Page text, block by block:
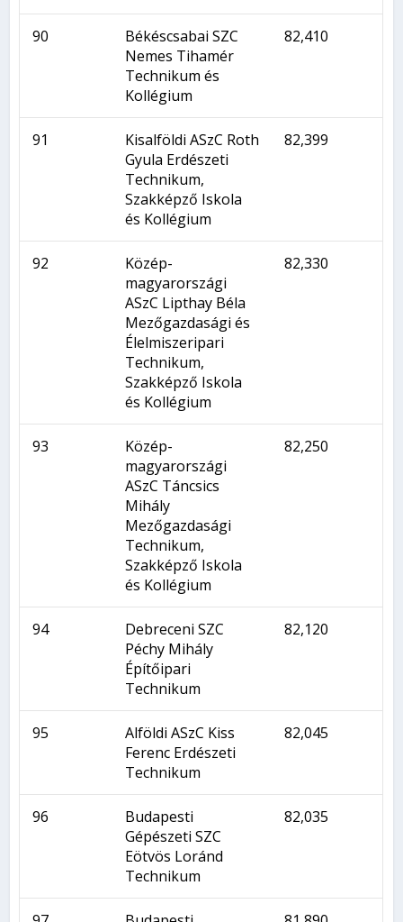
90
Békéscsabai SZC
Nemes Tihamér
Technikum és
Kollégium
82,410
91
Kisalföldi ASzC Roth
Gyula Erdészeti
Technikum,
Szakképző Iskola
és Kollégium
82,399
92
Közép-
magyarországi
ASzC Lipthay Béla
Mezőgazdasági és
Élelmiszeripari
Technikum,
Szakképző Iskola
és Kollégium
82,330
93
Közép-
magyarországi
ASzC Táncsics
Mihály
Mezőgazdasági
Technikum,
Szakképző Iskola
és Kollégium
82,250
94
Debreceni SZC
Péchy Mihály
Építőipari
Technikum
82,120
95
Alföldi ASzC Kiss
Ferenc Erdészeti
Technikum
82,045
96
Budapesti
Gépészeti SZC
Eötvös Loránd
Technikum
82,035